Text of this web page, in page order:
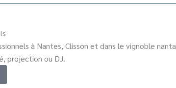
à Nantes, Clisson et dans le vignoble
projection ou DJ.